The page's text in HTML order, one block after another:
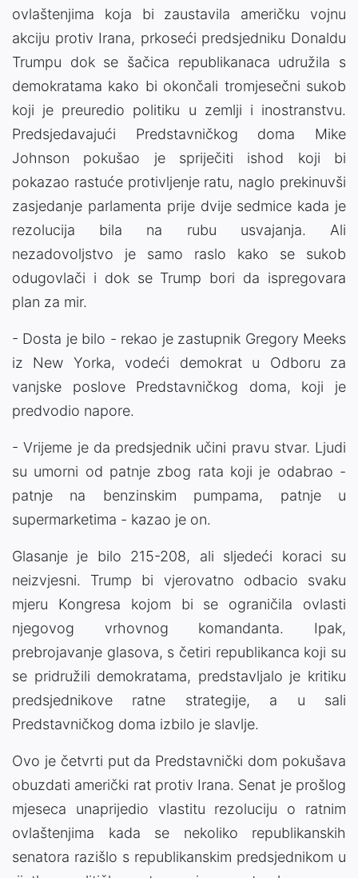
ovlaštenjima koja bi zaustavila američku vojnu
akciju protiv Irana, prkoseći predsjedniku Donaldu
Trumpu dok se šačica republikanaca udružila s
demokratama kako bi okončali tromjesečni sukob
koji je preuredio politiku u zemlji i inostranstvu.
Predsjedavajući Predstavničkog doma Mike
Johnson pokušao je spriječiti ishod koji bi
pokazao rastuće protivljenje ratu, naglo prekinuvši
zasjedanje parlamenta prije dvije sedmice kada je
rezolucija bila na rubu usvajanja. Ali
nezadovoljstvo je samo raslo kako se sukob
odugovlači i dok se Trump bori da ispregovara
plan za mir.
- Dosta je bilo - rekao je zastupnik Gregory Meeks
iz New Yorka, vodeći demokrat u Odboru za
vanjske poslove Predstavničkog doma, koji je
predvodio napore.
- Vrijeme je da predsjednik učini pravu stvar. Ljudi
su umorni od patnje zbog rata koji je odabrao -
patnje na benzinskim pumpama, patnje u
supermarketima - kazao je on.
Glasanje je bilo 215-208, ali sljedeći koraci su
neizvjesni. Trump bi vjerovatno odbacio svaku
mjeru Kongresa kojom bi se ograničila ovlasti
njegovog vrhovnog komandanta. Ipak,
prebrojavanje glasova, s četiri republikanca koji su
se pridružili demokratama, predstavljalo je kritiku
predsjednikove ratne strategije, a u sali
Predstavničkog doma izbilo je slavlje.
Ovo je četvrti put da Predstavnički dom pokušava
obuzdati američki rat protiv Irana. Senat je prošlog
mjeseca unaprijedio vlastitu rezoluciju o ratnim
ovlaštenjima kada se nekoliko republikanskih
senatora razišlo s republikanskim predsjednikom u